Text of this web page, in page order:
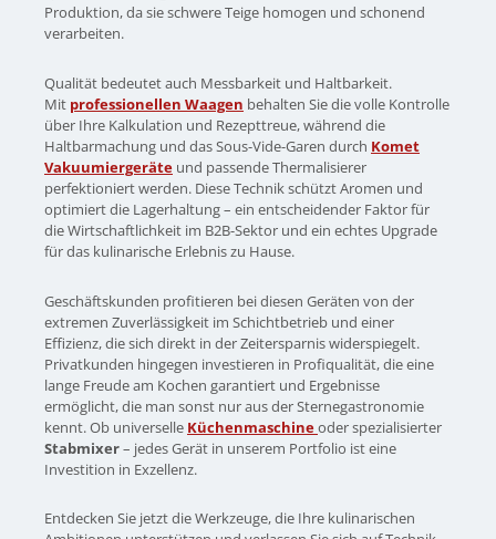
Produktion, da sie schwere Teige homogen und schonend
verarbeiten.
Qualität bedeutet auch Messbarkeit und Haltbarkeit.
Mit professionellen Waagen behalten Sie die volle Kontrolle
über Ihre Kalkulation und Rezepttreue, während die
Haltbarmachung und das Sous-Vide-Garen durch Komet
Vakuumiergeräte und passende Thermalisierer
perfektioniert werden. Diese Technik schützt Aromen und
optimiert die Lagerhaltung – ein entscheidender Faktor für
die Wirtschaftlichkeit im B2B-Sektor und ein echtes Upgrade
für das kulinarische Erlebnis zu Hause.
Geschäftskunden profitieren bei diesen Geräten von der
extremen Zuverlässigkeit im Schichtbetrieb und einer
Effizienz, die sich direkt in der Zeitersparnis widerspiegelt.
Privatkunden hingegen investieren in Profiqualität, die eine
lange Freude am Kochen garantiert und Ergebnisse
ermöglicht, die man sonst nur aus der Sternegastronomie
kennt. Ob universelle Küchenmaschineoder spezialisierter
Stabmixer– jedes Gerät in unserem Portfolio ist eine
Investition in Exzellenz.
Entdecken Sie jetzt die Werkzeuge, die Ihre kulinarischen